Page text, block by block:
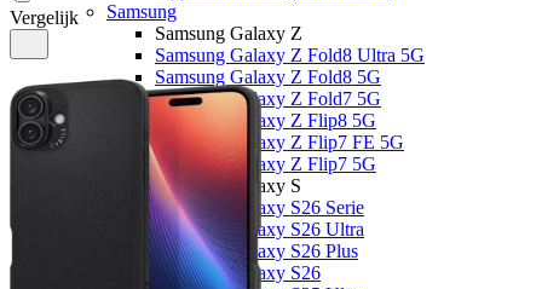
Samsung
Samsung Galaxy Z
Samsung Galaxy Z Fold8 Ultra 5G
Samsung Galaxy Z Fold8 5G
Samsung Galaxy Z Fold7 5G
Samsung Galaxy Z Flip8 5G
Samsung Galaxy Z Flip7 FE 5G
Samsung Galaxy Z Flip7 5G
Samsung Galaxy S
Samsung Galaxy S26 Serie
Samsung Galaxy S26 Ultra
Samsung Galaxy S26 Plus
Samsung Galaxy S26
Vergelijk